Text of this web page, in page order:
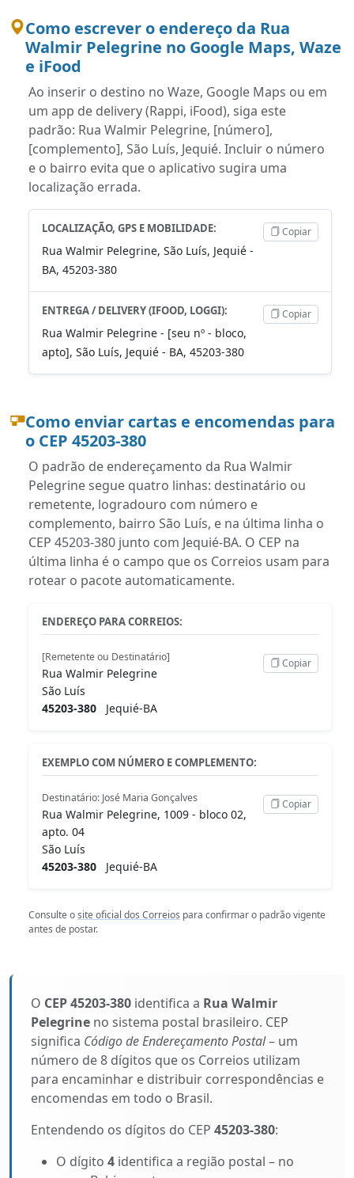
Como escrever o endereço da Rua
Walmir Pelegrine no Google Maps, Waze
e iFood
Ao inserir o destino no Waze, Google Maps ou em
um app de delivery (Rappi, iFood), siga este
padrão: Rua Walmir Pelegrine, [número],
[complemento], São Luís, Jequié. Incluir o número
e o bairro evita que o aplicativo sugira uma
localização errada.
LOCALIZAÇÃO, GPS E MOBILIDADE:
Rua Walmir Pelegrine, São Luís, Jequié -
BA, 45203-380
Copiar
ENTREGA / DELIVERY (IFOOD, LOGGI):
Rua Walmir Pelegrine - [seu nº - bloco,
apto], São Luís, Jequié - BA, 45203-380
Copiar
Como enviar cartas e encomendas para
o CEP 45203-380
O padrão de endereçamento da Rua Walmir
Pelegrine segue quatro linhas: destinatário ou
remetente, logradouro com número e
complemento, bairro São Luís, e na última linha o
CEP 45203-380 junto com Jequié-BA. O CEP na
última linha é o campo que os Correios usam para
rotear o pacote automaticamente.
ENDEREÇO PARA CORREIOS:
[Remetente ou Destinatário]
Rua Walmir Pelegrine
São Luís
45203-380 Jequié-BA
Copiar
EXEMPLO COM NÚMERO E COMPLEMENTO:
Destinatário: José Maria Gonçalves
Rua Walmir Pelegrine, 1009 - bloco 02,
apto. 04
São Luís
45203-380 Jequié-BA
Copiar
Consulte osite oficial dos Correios para confirmar o padrão vigente
antes de postar.
O CEP 45203-380 identifica a Rua Walmir
Pelegrine no sistema postal brasileiro. CEP
significa Código de Endereçamento Postal– um
número de 8 dígitos que os Correios utilizam
para encaminhar e distribuir correspondências e
encomendas em todo o Brasil.
Entendendo os dígitos do CEP 45203-380:
O dígito 4 identifica a região postal – no